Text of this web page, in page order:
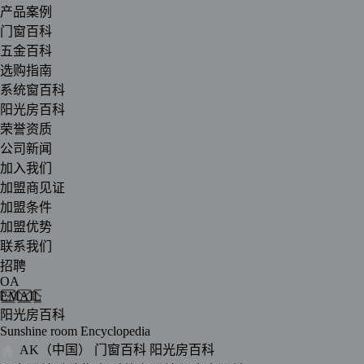
产品案例
门窗百科
五金百科
选购指南
系统窗百科
阳光房百科
荣誉资质
公司新闻
加入我们
加盟商见证
加盟条件
加盟优势
联系我们
招聘
OA
EMAIL
阳光房百科
Sunshine room Encyclopedia
AK（中国） 门窗百科 阳光房百科